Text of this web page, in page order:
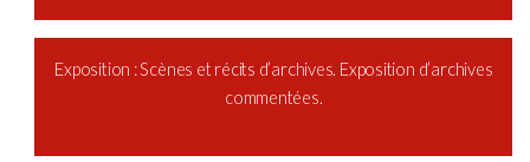
Exposition : Scènes et récits d’archives. Exposition d’archives
commentées.